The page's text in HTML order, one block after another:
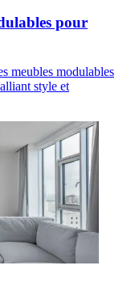
pour
meubles modulables
style et